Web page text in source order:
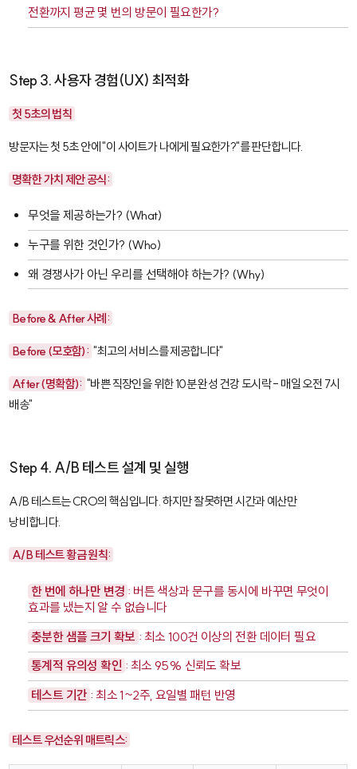
전환까지 평균 몇 번의 방문이 필요한가?
Step 3. 사용자 경험(UX) 최적화
첫 5초의 법칙
방문자는 첫 5초 안에 "이 사이트가 나에게 필요한가?"를 판단합니다.
명확한 가치 제안 공식:
무엇을 제공하는가? (What)
누구를 위한 것인가? (Who)
왜 경쟁사가 아닌 우리를 선택해야 하는가? (Why)
Before & After 사례:
Before (모호함): "최고의 서비스를 제공합니다"
After (명확함): "바쁜 직장인을 위한 10분 완성 건강 도시락 - 매일 오전 7시
배송"
Step 4. A/B 테스트 설계 및 실행
A/B 테스트는 CRO의 핵심입니다. 하지만 잘못하면 시간과 예산만
낭비합니다.
A/B 테스트 황금 원칙:
한 번에 하나만 변경 : 버튼 색상과 문구를 동시에 바꾸면 무엇이
효과를 냈는지 알 수 없습니다
충분한 샘플 크기 확보 : 최소 100건 이상의 전환 데이터 필요
통계적 유의성 확인 : 최소 95% 신뢰도 확보
테스트 기간 : 최소 1~2주, 요일별 패턴 반영
테스트 우선순위 매트릭스: